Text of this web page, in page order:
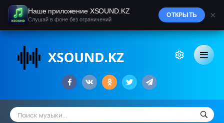
Наше приложение XSOUND.KZ
Слушай в фоне без ограничений
ОТКРЫТЬ ×